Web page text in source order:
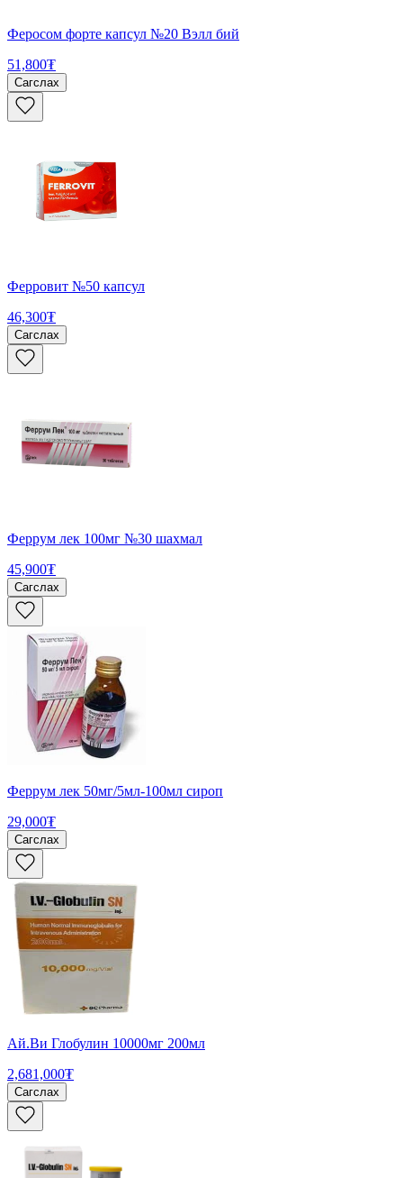
Феросом форте капсул №20 Вэлл бий
51,800₮
Сагслах
Ферровит №50 капсул
46,300₮
Сагслах
Феррум лек 100мг №30 шахмал
45,900₮
Сагслах
Феррум лек 50мг/5мл-100мл сироп
29,000₮
Сагслах
Ай.Ви Глобулин 10000мг 200мл
2,681,000₮
Сагслах